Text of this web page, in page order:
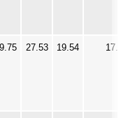
27.53 19.54